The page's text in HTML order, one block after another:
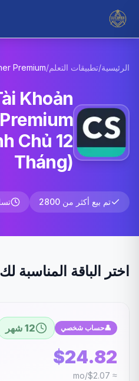
الرئيسية/تطبيقات التعلم/
Premium
Khoản
Chủ 12
Tháng)
تم بيع أكثر من 2800
اختر الباقة المناسبة لك
👤حساب شخصي 12 شهر
$24.82
≈ $2.07/mo